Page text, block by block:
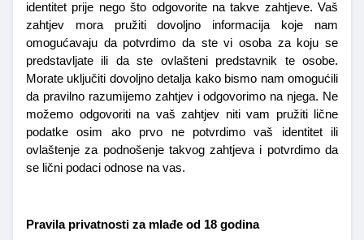
identitet prije nego što odgovorite na takve zahtjeve. Vaš
zahtjev mora pružiti dovoljno informacija koje nam
omogućavaju da potvrdimo da ste vi osoba za koju se
predstavljate ili da ste ovlašteni predstavnik te osobe.
Morate uključiti dovoljno detalja kako bismo nam omogućili
da pravilno razumijemo zahtjev i odgovorimo na njega. Ne
možemo odgovoriti na vaš zahtjev niti vam pružiti lične
podatke osim ako prvo ne potvrdimo vaš identitet ili
ovlaštenje za podnošenje takvog zahtjeva i potvrdimo da
se lični podaci odnose na vas.
Pravila privatnosti za mlađe od 18 godina